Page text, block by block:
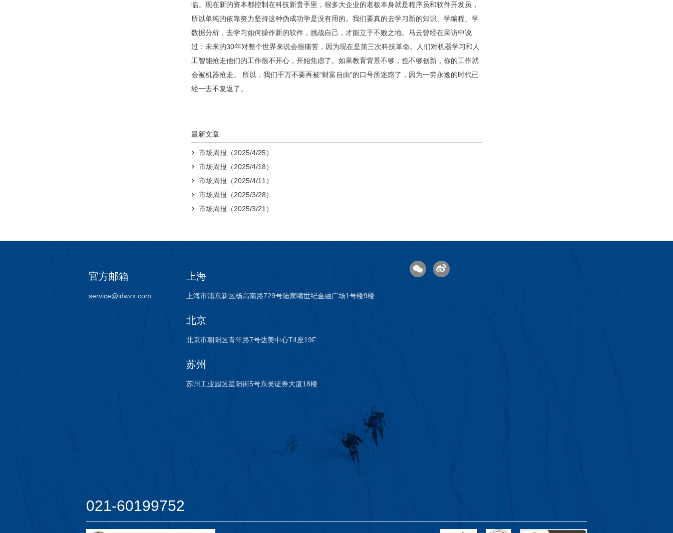
临。现在新的资本都控制在科技新贵手里，很多大企业的老板本身就是程序员和软件开发员，
所以单纯的依靠努力坚持这种伪成功学是没有用的。我们要真的去学习新的知识、学编程、学
数据分析，去学习如何操作新的软件，挑战自己，才能立于不败之地。马云曾经在采访中说
过：未来的30年对整个世界来说会很痛苦，因为现在是第三次科技革命。人们对机器学习和人
工智能抢走他们的工作很不开心，开始焦虑了。如果教育背景不够，也不够创新，你的工作就
会被机器抢走。 所以，我们千万不要再被“财富自由”的口号所迷惑了，因为一劳永逸的时代已
经一去不复返了。
最新文章
市场周报（2025/4/25）
市场周报（2025/4/18）
市场周报（2025/4/11）
市场周报（2025/3/28）
市场周报（2025/3/21）
官方邮箱
service@idwzx.com
上海
上海市浦东新区杨高南路729号陆家嘴世纪金融广场1号楼9楼
北京
北京市朝阳区青年路7号达美中心T4座19F
苏州
苏州工业园区星阳街5号东吴证券大厦18楼
021-60199752